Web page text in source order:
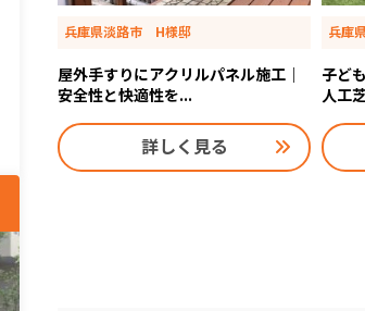
兵庫県淡路市 H様邸
屋外手すりにアクリルパネル施工｜
安全性と快適性を...
詳しく見る
兵庫
子ど
人工